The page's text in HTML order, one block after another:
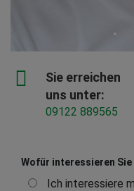
Sie erreichen
uns unter:
09122 889565
Wofür interessieren Sie